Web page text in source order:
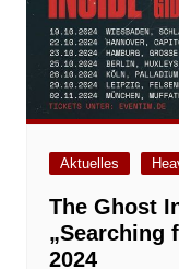
Aktuelles
The Ghost
„Searching
2024